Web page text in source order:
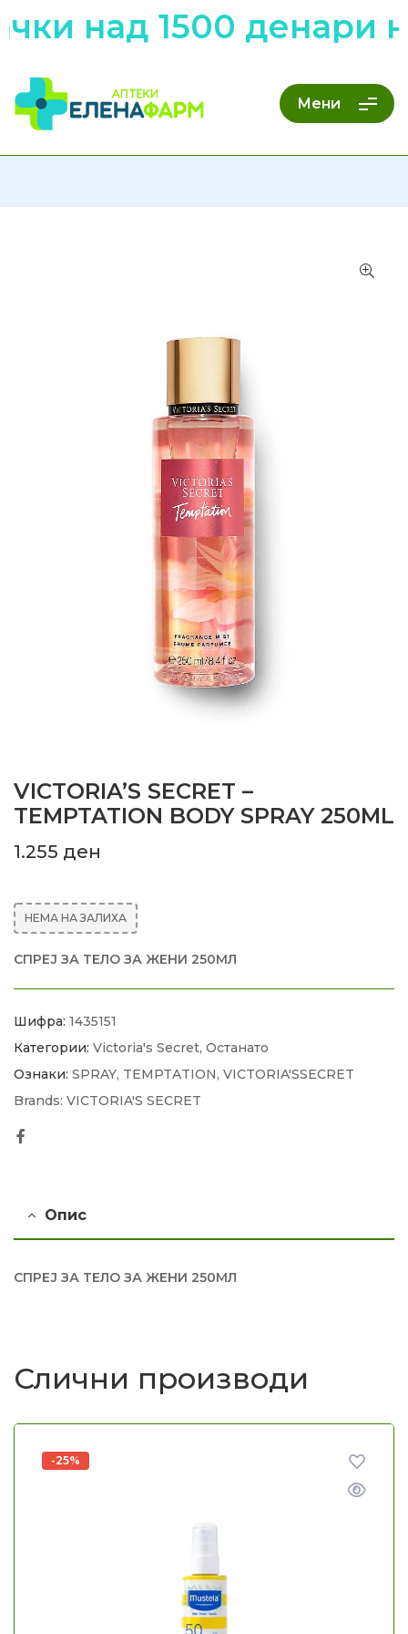
над 1500 денари
Мени
VICTORIA’S SECRET –
TEMPTATION BODY SPRAY 250ML
1.255 ден
НЕМА НА ЗАЛИХА
СПРЕЈ ЗА ТЕЛО ЗА ЖЕНИ 250МЛ
Шифра: 1435151
Категории: Victoria's Secret, Останато
Ознаки: SPRAY, TEMPTATION, VICTORIA'SSECRET
Brands: VICTORIA'S SECRET
Опис
СПРЕЈ ЗА ТЕЛО ЗА ЖЕНИ 250МЛ
Слични производи
-25%